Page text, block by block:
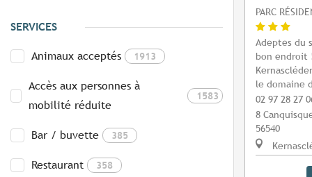
SERVICES
Animaux acceptés 1913
Accès aux personnes à
mobilité réduite
1583
Bar / buvette 385
Restaurant 358
PARC
Adeptes du
bon endroit
le domaine
02 97 28 27
8
56540